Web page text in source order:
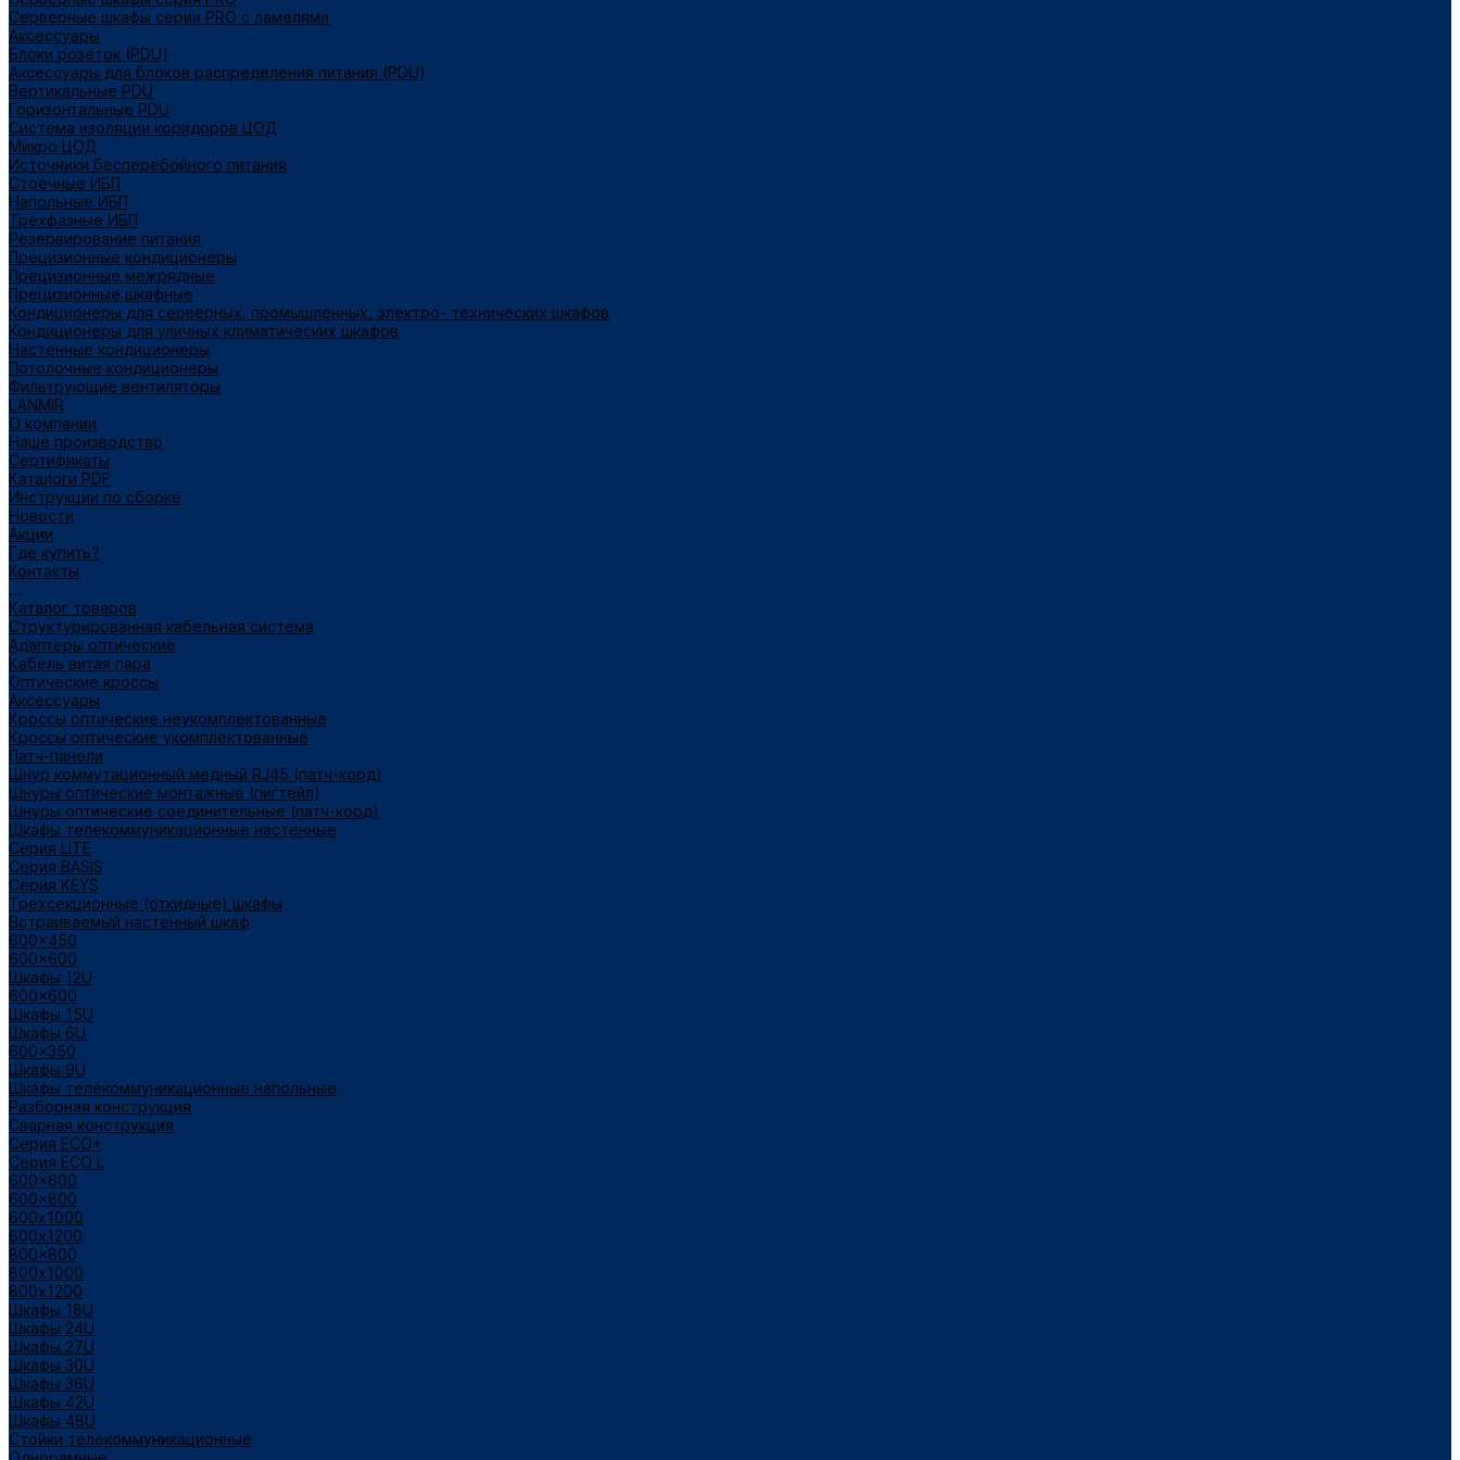
Серверные шкафы серии PRO с ламелями
Аксессуары
Блоки розеток (PDU)
Аксессуары для блоков распределения питания (PDU)
Вертикальные PDU
Горизонтальные PDU
Система изоляции коридоров ЦОД
Микро ЦОД
Источники бесперебойного питания
Стоечные ИБП
Напольные ИБП
Трёхфазные ИБП
Резервирование питания
Прецизионные кондиционеры
Прецизионные межрядные
Прецизионные шкафные
Кондиционеры для серверных, промышленных, электро- технических шкафов
Кондиционеры для уличных климатических шкафов
Настенные кондиционеры
Потолочные кондиционеры
Фильтрующие вентиляторы
LANMIR
О компании
Наше производство
Сертификаты
Каталоги PDF
Инструкции по сборке
Новости
Акции
Где купить?
Контакты
...
Каталог товаров
Структурированная кабельная система
Адаптеры оптические
Кабель витая пара
Оптические кроссы
Аксессуары
Кроссы оптические неукомплектованные
Кроссы оптические укомплектованные
Патч-панели
Шнур коммутационный медный RJ45 (патч-корд)
Шнуры оптические монтажные (пигтейл)
Шнуры оптические соединительные (патч-корд)
Шкафы телекоммуникационные настенные
Cерия LITE
Cерия BASIS
Cерия KEYS
Трехсекционные (откидные) шкафы
Встраиваемый настенный шкаф
600x450
600x600
Шкафы 12U
600x600
Шкафы 15U
Шкафы 6U
600x350
Шкафы 9U
Шкафы телекоммуникационные напольные
Разборная конструкция
Сварная конструкция
Серия ECO+
Серия ECO L
600x600
600x800
600х1000
600х1200
800x800
800х1000
800х1200
Шкафы 18U
Шкафы 24U
Шкафы 27U
Шкафы 30U
Шкафы 36U
Шкафы 42U
Шкафы 48U
Стойки телекоммуникационные